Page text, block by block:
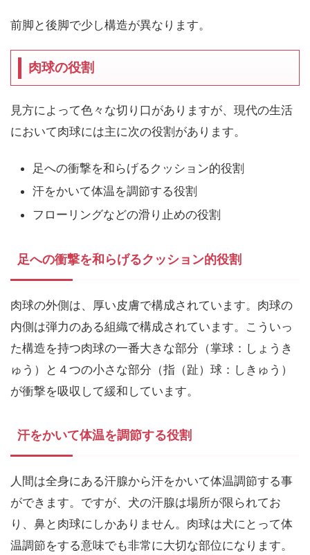
前脚と後脚で少し構造が異なります。
肉球の役割
見方によって色々な切り口がありますが、現代の生活
において肉球には主に次の役割があります。
足への衝撃を和らげるクッション的役割
汗をかいて体温を調節する役割
フローリングなどの滑り止めの役割
足への衝撃を和らげるクッション的役割
肉球の外側は、厚い皮膚で構成されています。肉球の
内側は弾力のある組織で構成されています。こういっ
た構造を持つ肉球の一番大きな部分（掌球：しょうき
ゅう）と４つの小さな部分（指（趾）球：しきゅう）
が衝撃を吸収して緩和しています。
汗をかいて体温を調節する役割
人間は全身にある汗腺から汗をかいて体温調節する事
ができます。ですが、犬の汗腺は場所が限られてお
り、鼻と肉球にしかありません。肉球は犬にとって体
温調節をする意味でも非常に大切な部位になります。